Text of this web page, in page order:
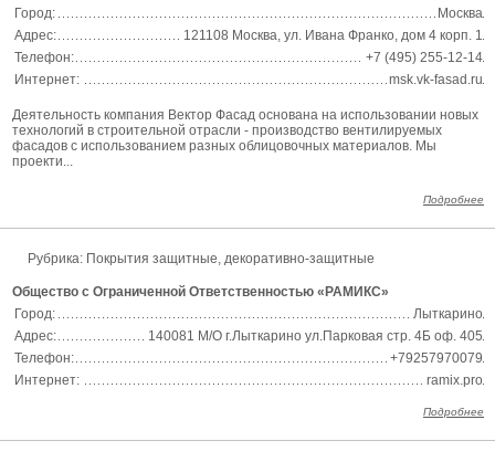
Город:
Москва
Адрес:
121108 Москва, ул. Ивана Франко, дом 4 корп. 1
Телефон:
+7 (495) 255-12-14
Интернет:
msk.vk-fasad.ru
Деятельность компания Вектор Фасад основана на использовании новых
технологий в строительной отрасли - производство вентилируемых
фасадов с использованием разных облицовочных материалов. Мы
проекти...
Подробнее
Рубрика: Покрытия защитные, декоративно-защитные
Общество с Ограниченной Ответственностью «РАМИКС»
Город:
Лыткарино
Адрес:
140081 М/О г.Лыткарино ул.Парковая стр. 4Б оф. 405
Телефон:
+79257970079
Интернет:
ramix.pro
Подробнее